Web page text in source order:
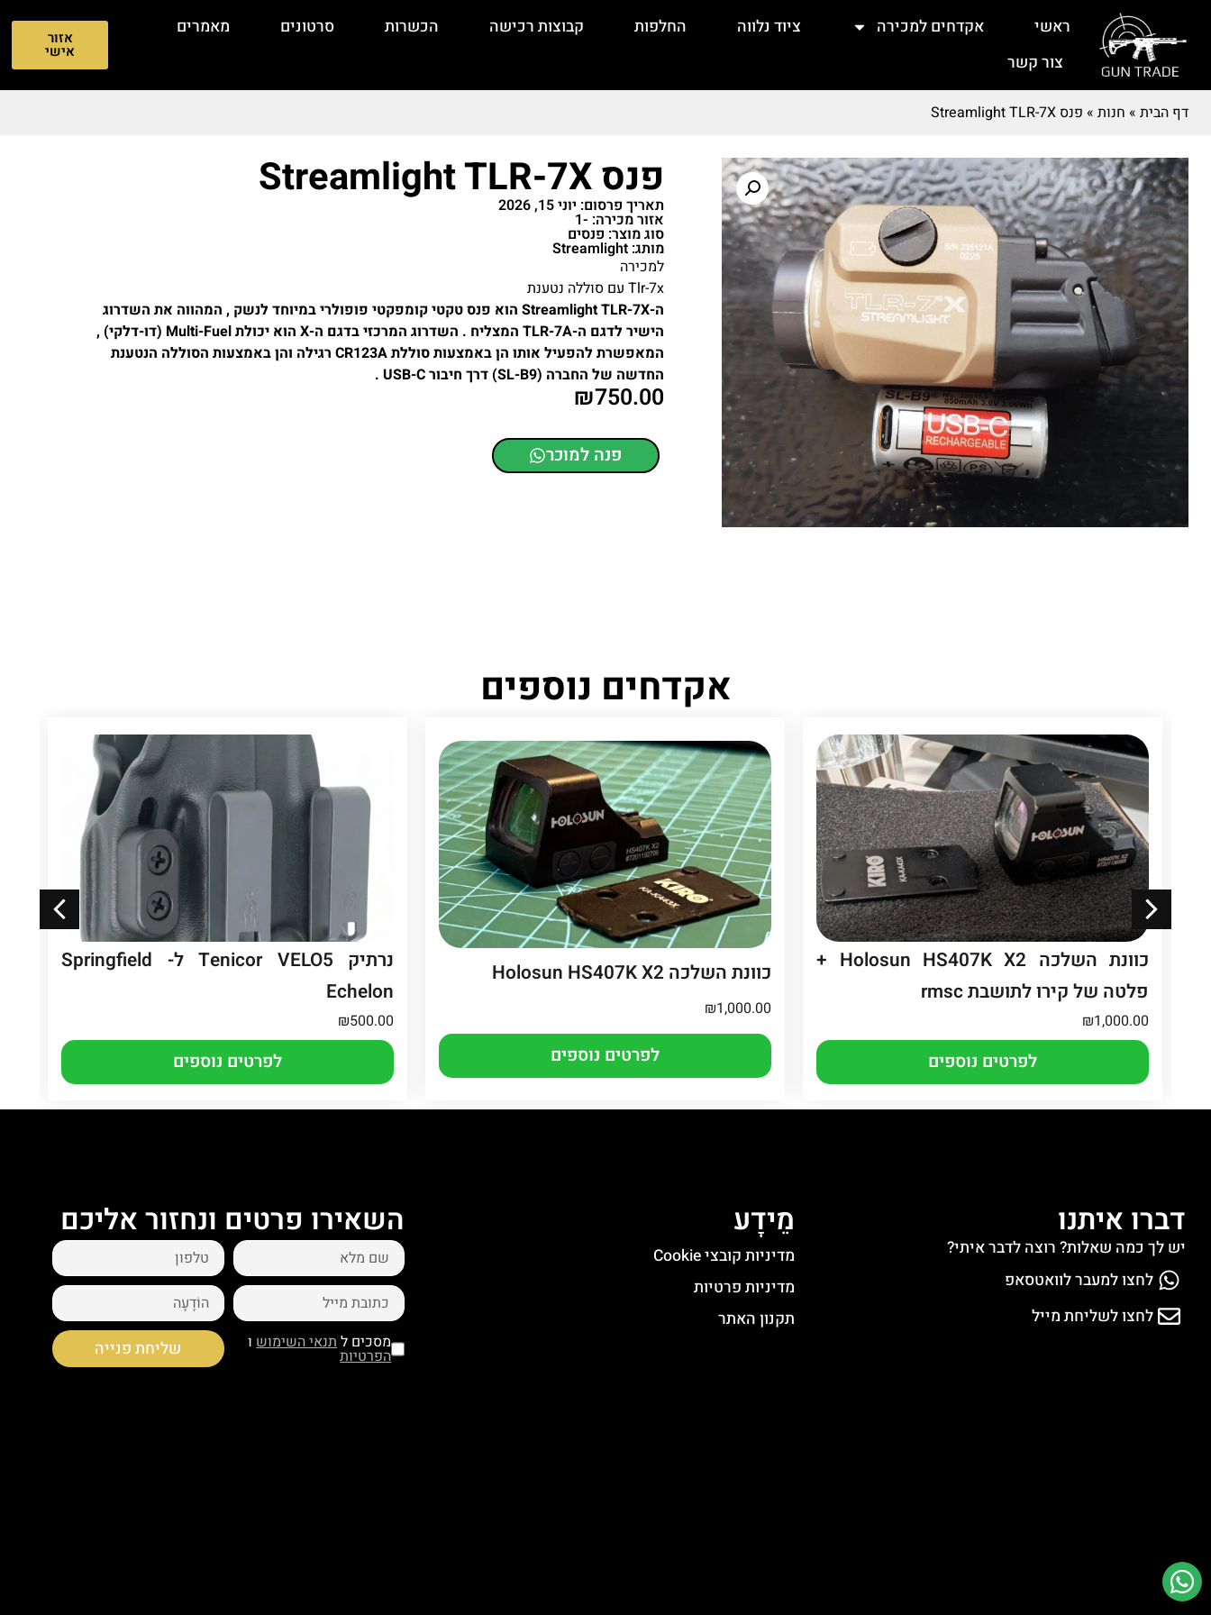
ראשי אקדחים למכירה ציוד נלווה החלפות קבוצות רכישה הכשרות סרטונים
מאמרים
צור קשר
אזור
אישי
דף הבית » חנות » פנס Streamlight TLR-7X
פנס Streamlight TLR-7X
תאריך פרסום: יוני 15, 2026
אזור מכירה: -1
סוג מוצר: פנסים
מותג: Streamlight
למכירה
Tlr-7x עם סוללה נטענת
ה-Streamlight TLR-7X הוא פנס טקטי קומפקטי פופולרי במיוחד לנשק , המהווה את השדרוג
הישיר לדגם ה-TLR-7A המצליח . השדרוג המרכזי בדגם ה-X הוא יכולת Multi-Fuel (דו-דלקי) ,
המאפשרת להפעיל אותו הן באמצעות סוללת CR123A רגילה והן באמצעות הסוללה הנטענת
החדשה של החברה (SL-B9) דרך חיבור USB-C .
₪750.00
פנה למוכר
אקדחים נוספים
כוונת השלכה Holosun HS407K X2 +
פלטה של קירו לתושבת rmsc
₪1,000.00
לפרטים נוספים
כוונת השלכה Holosun HS407K X2
₪1,000.00
לפרטים נוספים
נרתיק Tenicor VELO5 ל- Springfield
Echelon
₪500.00
לפרטים נוספים
השאירו פרטים ונחזור אליכם
מסכים לתנאי השימושו
הפרטיות שליחת פנייה
מֵידָע
מדיניות קובצי Cookie
מדיניות פרטיות
תקנון האתר
דברו איתנו
יש לך כמה שאלות? רוצה לדבר איתי?
לחצו למעבר לוואטסאפ
לחצו לשליחת מייל